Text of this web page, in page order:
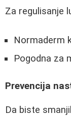
Za regulisanje
Normaderm
Pogodna za
Prevencija
Da biste